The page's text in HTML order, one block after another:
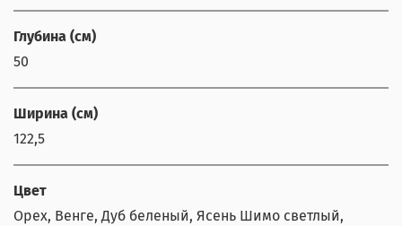
Глубина (см)
50
Ширина (см)
122,5
Цвет
Орех, Венге, Дуб беленый, Ясень Шимо светлый,